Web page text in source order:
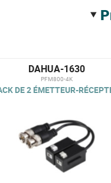
DAHUA-1630
PFM800-4K
DE 2 ÉMETTEUR-